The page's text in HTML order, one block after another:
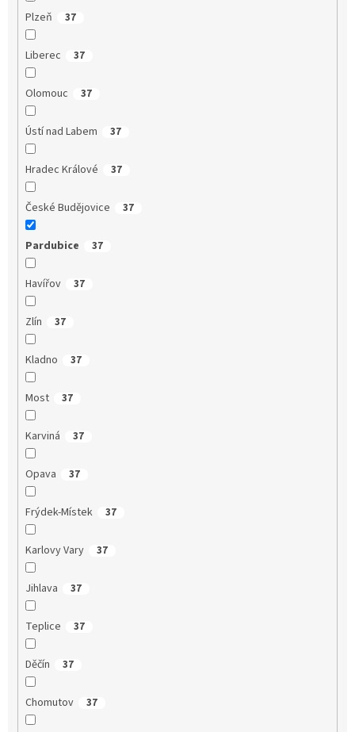
Plzeň 37
Liberec 37
Olomouc 37
Ústí nad Labem 37
Hradec Králové 37
České Budějovice 37
Pardubice 37
Havířov 37
Zlín 37
Kladno 37
Most 37
Karviná 37
Opava 37
Frýdek-Místek 37
Karlovy Vary 37
Jihlava 37
Teplice 37
Děčín 37
Chomutov 37